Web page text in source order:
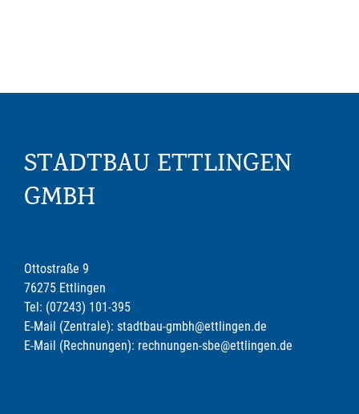
STADTBAU ETTLINGEN
GMBH
Ottostraße 9
76275 Ettlingen
Tel: (07243) 101-395
E-Mail (Zentrale): stadtbau-gmbh@ettlingen.de
E-Mail (Rechnungen): rechnungen-sbe@ettlingen.de